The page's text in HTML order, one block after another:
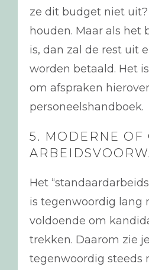
ze dit budget niet
houden. Maar als
is, dan zal de rest uit
worden betaald. Het
om afspraken
personeelshandboek.
5. MODERNE OF
Het
is tegenwoordig lang
voldoende om
trekken. Daarom zie
tegenwoordig steeds